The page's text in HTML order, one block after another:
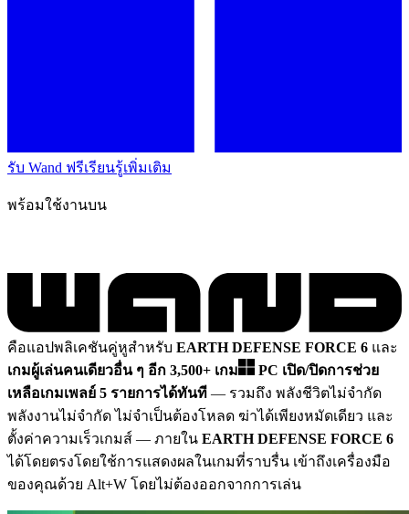
รับ Wand ฟรีเรียนรู้เพิ่มเติม
พร้อมใช้งานบน
คือแอปพลิเคชันคู่หูสำหรับ EARTH DEFENSE FORCE 6 และ
เกมผู้เล่นคนเดียวอื่น ๆ อีก 3,500+ เกม
PC เปิด/ปิดการช่วย
เหลือเกมเพลย์ 5 รายการได้ทันที — รวมถึง พลังชีวิตไม่จำกัด
พลังงานไม่จำกัด ไม่จำเป็นต้องโหลด ฆ่าได้เพียงหมัดเดียว และ
ตั้งค่าความเร็วเกมส์ — ภายใน EARTH DEFENSE FORCE 6
ได้โดยตรงโดยใช้การแสดงผลในเกมที่ราบรื่น เข้าถึงเครื่องมือ
ของคุณด้วย Alt+W โดยไม่ต้องออกจากการเล่น